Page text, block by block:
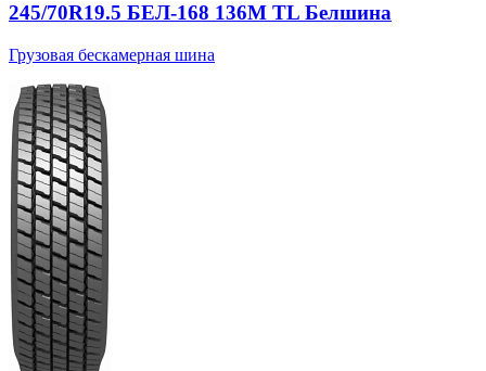
245/70R19.5 БЕЛ-168 136M TL Белшина
Грузовая бескамерная шина